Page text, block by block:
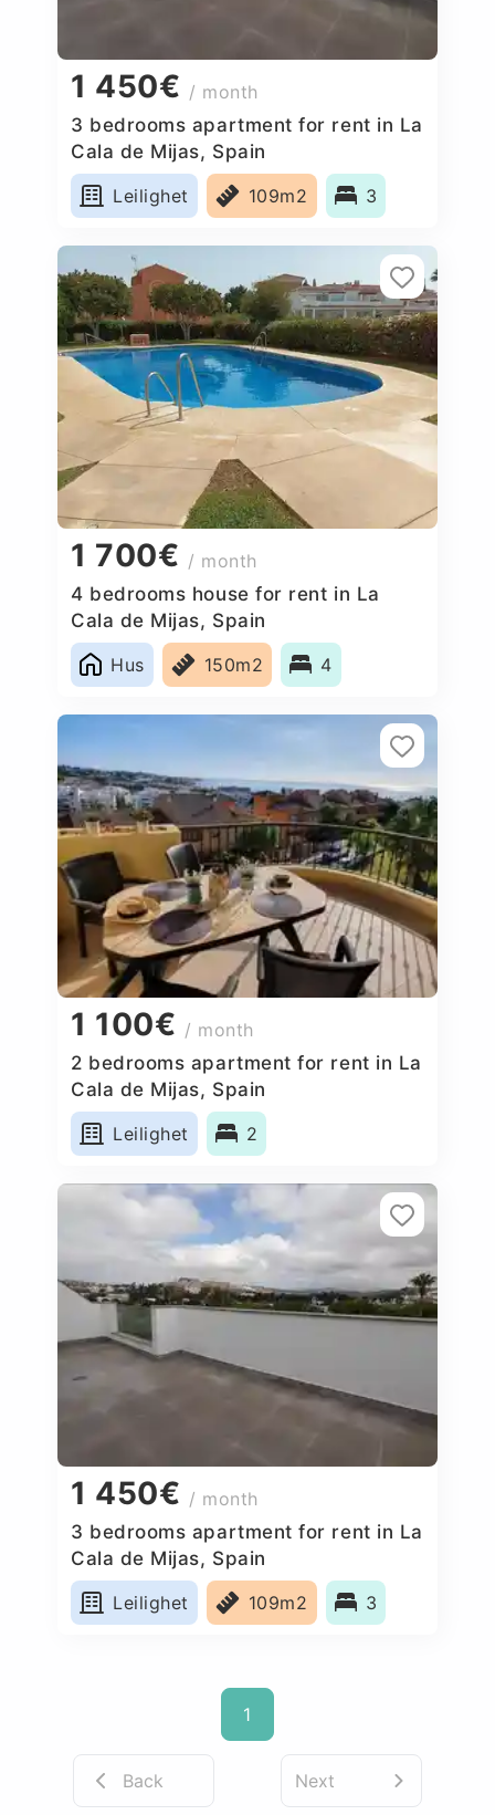
1 450€ / month
3 bedrooms apartment for rent in La
Cala de Mijas, Spain
Leilighet
109m2 3
1 700€ / month
4 bedrooms house for rent in La
Cala de Mijas, Spain
Hus
150m2 4
1 100€ / month
2 bedrooms apartment for rent in La
Cala de Mijas, Spain
Leilighet
2
1 450€ / month
3 bedrooms apartment for rent in La
Cala de Mijas, Spain
Leilighet
109m2 3
1
Back Next